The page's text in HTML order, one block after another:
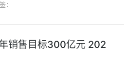
：
销售目标300亿元 202